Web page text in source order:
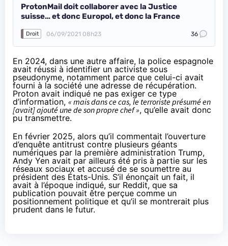
ProtonMail doit collaborer avec la Justice
suisse… et donc Europol, et donc la France
Droit 06/09/2021 08h23 36
En 2024, dans une autre affaire, la police espagnole
avait réussi à identifier un activiste sous
pseudonyme, notamment parce que celui-ci avait
fourni à la société une adresse de récupération.
Proton avait indiqué ne pas exiger ce type
d’information, « mais dans ce cas, le terroriste présumé en
[avait] ajouté une de son propre chef », qu’elle avait donc
pu transmettre.
En février 2025, alors qu’il commentait l’ouverture
d’enquête antitrust contre plusieurs géants
numériques par la première administration Trump,
Andy Yen avait par ailleurs été pris à partie sur les
réseaux sociaux et accusé de se soumettre au
président des États-Unis. S’il énonçait un fait, il
avait à l’époque indiqué, sur Reddit, que sa
publication pouvait être perçue comme un
positionnement politique et qu’il se montrerait plus
prudent dans le futur.